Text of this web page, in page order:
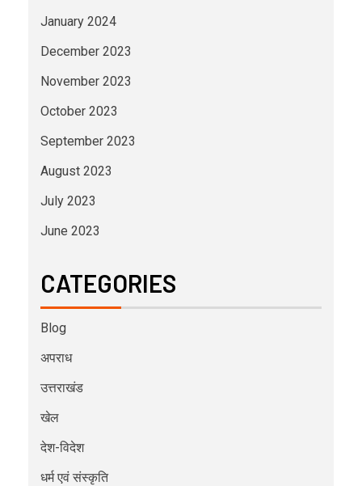
January 2024
December 2023
November 2023
October 2023
September 2023
August 2023
July 2023
June 2023
CATEGORIES
Blog
अपराध
उत्तराखंड
खेल
देश-विदेश
धर्म एवं संस्कृति